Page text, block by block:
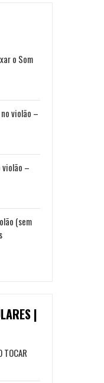
o Som
violão –
violão –
(sem
|
TOCAR